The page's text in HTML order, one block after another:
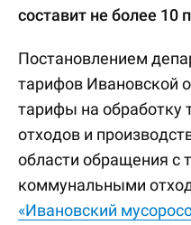
составит не более 10
Постановлением
тарифов Ивановской
тарифы на
отходов и
области обращения с
коммунальными
«Ивановский